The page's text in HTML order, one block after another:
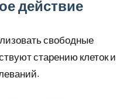
действие
свободные
старению клеток и